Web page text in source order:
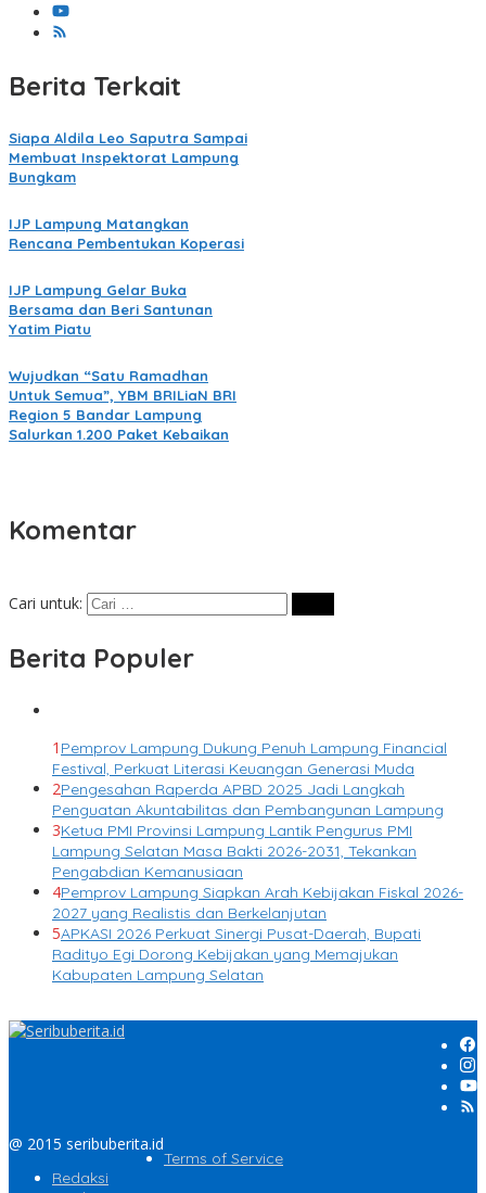
Berita Terkait
Siapa Aldila Leo Saputra Sampai
Membuat Inspektorat Lampung
Bungkam
IJP Lampung Matangkan
Rencana Pembentukan Koperasi
IJP Lampung Gelar Buka
Bersama dan Beri Santunan
Yatim Piatu
Wujudkan “Satu Ramadhan
Untuk Semua”, YBM BRILiaN BRI
Region 5 Bandar Lampung
Salurkan 1.200 Paket Kebaikan
Komentar
Cari untuk:
Berita Populer
1 Pemprov Lampung Dukung Penuh Lampung Financial
Festival, Perkuat Literasi Keuangan Generasi Muda
2Pengesahan Raperda APBD 2025 Jadi Langkah
Penguatan Akuntabilitas dan Pembangunan Lampung
3Ketua PMI Provinsi Lampung Lantik Pengurus PMI
Lampung Selatan Masa Bakti 2026-2031, Tekankan
Pengabdian Kemanusiaan
4Pemprov Lampung Siapkan Arah Kebijakan Fiskal 2026-
2027 yang Realistis dan Berkelanjutan
5APKASI 2026 Perkuat Sinergi Pusat-Daerah, Bupati
Radityo Egi Dorong Kebijakan yang Memajukan
Kabupaten Lampung Selatan
@ 2015 seribuberita.id
Terms of Service
Redaksi